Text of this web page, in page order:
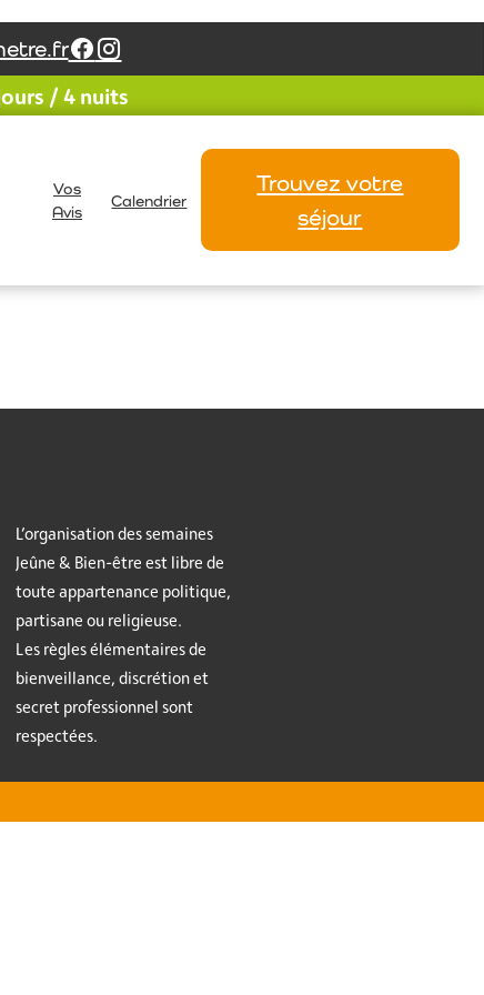
/ 4 nuits
Vos
Avis
Calendrier
Trouvez votre
séjour
furent “ bizarres“ … mais grâce à
Lambinet-Pelle
L’organisation des semaines
Jeûne & Bien-être est libre de
toute appartenance politique,
partisane ou religieuse.
Les règles élémentaires de
bienveillance, discrétion et
secret professionnel sont
respectées.